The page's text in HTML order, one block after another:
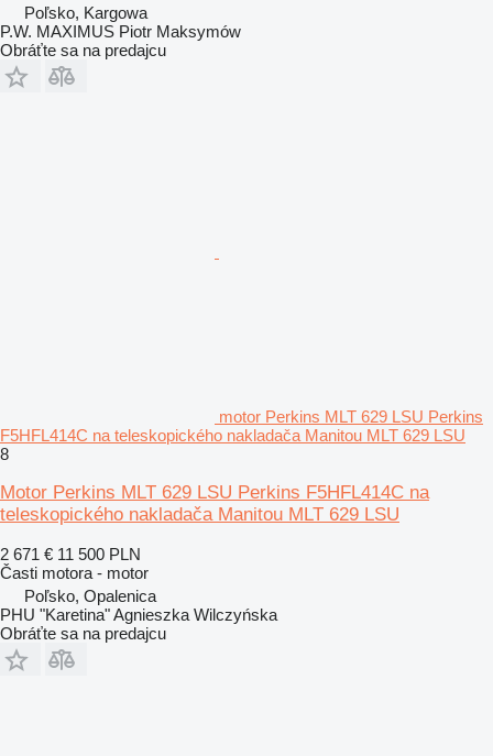
Poľsko, Kargowa
P.W. MAXIMUS Piotr Maksymów
Obráťte sa na predajcu
motor Perkins MLT 629 LSU Perkins
F5HFL414C na teleskopického nakladača Manitou MLT 629 LSU
8
Motor Perkins MLT 629 LSU Perkins F5HFL414C na
teleskopického nakladača Manitou MLT 629 LSU
2 671 € 11 500 PLN
Časti motora - motor
Poľsko, Opalenica
PHU "Karetina" Agnieszka Wilczyńska
Obráťte sa na predajcu